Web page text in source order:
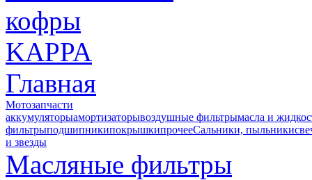
Главная
Мотозапчасти
аккумуляторыамортизаторывоздушные фильтрымасла и
фильтрыподшипникипокрышкипрочееСальники, пыльники
и звезды
Масляные фильтры